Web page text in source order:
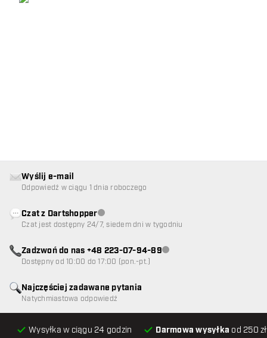
Wysyłka w ciągu 24 godzin Darmowa wysyłka od 250
Najczęściej zadawane pytania
Natychmiastowa odpowiedź
Wyślij e-mail
Odpowiedź w ciągu 1 dnia roboczego
Czat z DartshopperObsługa klienta niedostępna
Czat jest dostępny 24/7, siedem dni w tygodniu
Zadzwoń do nas +48 223-07-94-89Obsługa klienta niedostępna
Dostępny od 10:00 do 17:00 (pon.-pt.)